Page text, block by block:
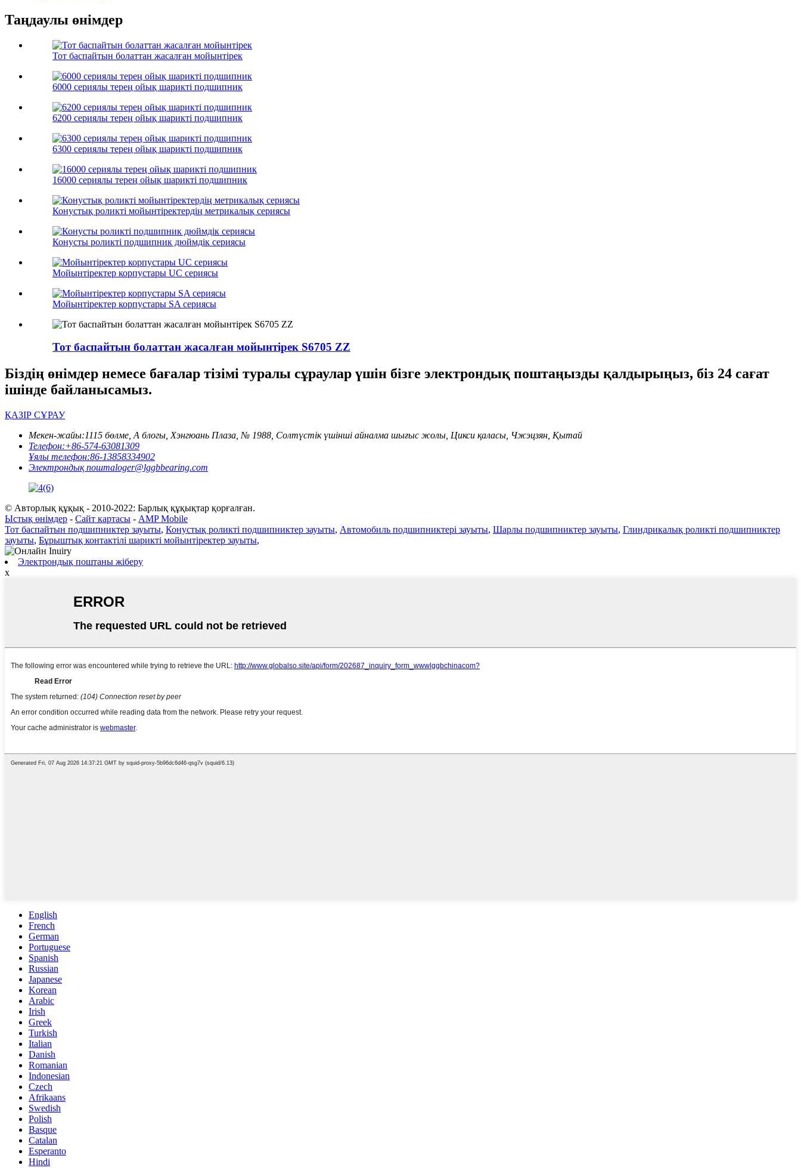
Таңдаулы өнімдер
Тот баспайтын болаттан жасалған мойынтірек
6000 сериялы терең ойық шарикті подшипник
6200 сериялы терең ойық шарикті подшипник
6300 сериялы терең ойық шарикті подшипник
16000 сериялы терең ойық шарикті подшипник
Конустық роликті мойынтіректердің метрикалық сериясы
Конусты роликті подшипник дюймдік сериясы
Мойынтіректер корпустары UC сериясы
Мойынтіректер корпустары SA сериясы
Тот баспайтын болаттан жасалған мойынтірек S6705 ZZ
Біздің өнімдер немесе бағалар тізімі туралы сұраулар үшін бізге электрондық поштаңызды қалдырыңыз, біз 24 сағат
ішінде байланысамыз.
ҚАЗІР СҰРАУ
Мекен-жайы:1115 бөлме, А блогы, Хэнгюань Плаза, № 1988, Солтүстік үшінші айналма шығыс жолы, Цикси қаласы, Чжэцзян, Қытай
Телефон:+86-574-63081309
Ұялы телефон:86-13858334902
Электрондық поштаloger@lggbbearing.com
© Авторлық құқық - 2010-2022: Барлық құқықтар қорғалған.
Ыстық өнімдер - Сайт картасы - AMP Mobile
Тот баспайтын подшипниктер зауыты, Конустық роликті подшипниктер зауыты, Автомобиль подшипниктері зауыты, Шарлы подшипниктер зауыты, Глиндрикалық роликті подшипниктер
зауыты, Бұрыштық контактілі шарикті мойынтіректер зауыты,
Электрондық поштаны жіберу
x
English
French
German
Portuguese
Spanish
Russian
Japanese
Korean
Arabic
Irish
Greek
Turkish
Italian
Danish
Romanian
Indonesian
Czech
Afrikaans
Swedish
Polish
Basque
Catalan
Esperanto
Hindi